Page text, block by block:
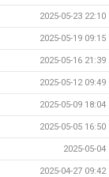
2025-05-23 22:10
2025-05-19 09:15
2025-05-16 21:39
2025-05-12 09:49
2025-05-09 18:04
2025-05-05 16:50
2025-05-04
2025-04-27 09:42